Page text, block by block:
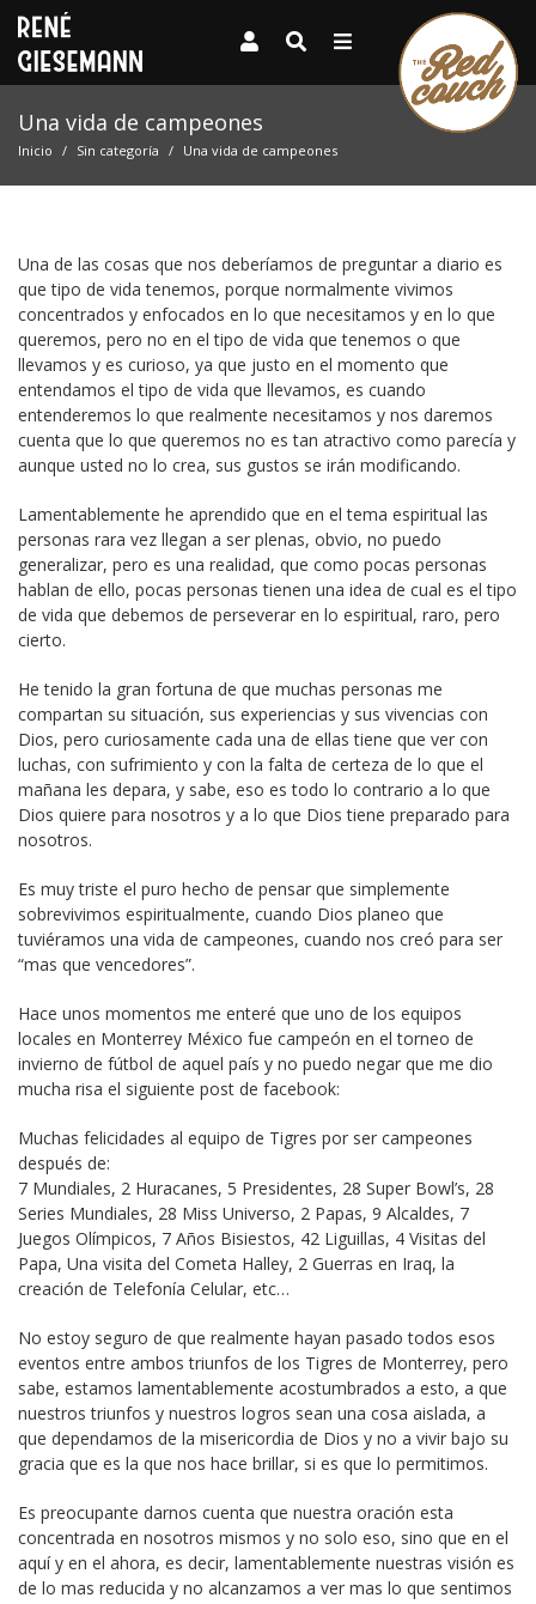
Una vida de campeones
Inicio Sin categoría Una vida de campeones
Una de las cosas que nos deberíamos de preguntar a diario es
que tipo de vida tenemos, porque normalmente vivimos
concentrados y enfocados en lo que necesitamos y en lo que
queremos, pero no en el tipo de vida que tenemos o que
llevamos y es curioso, ya que justo en el momento que
entendamos el tipo de vida que llevamos, es cuando
entenderemos lo que realmente necesitamos y nos daremos
cuenta que lo que queremos no es tan atractivo como parecía y
aunque usted no lo crea, sus gustos se irán modificando.
Lamentablemente he aprendido que en el tema espiritual las
personas rara vez llegan a ser plenas, obvio, no puedo
generalizar, pero es una realidad, que como pocas personas
hablan de ello, pocas personas tienen una idea de cual es el tipo
de vida que debemos de perseverar en lo espiritual, raro, pero
cierto.
He tenido la gran fortuna de que muchas personas me
compartan su situación, sus experiencias y sus vivencias con
Dios, pero curiosamente cada una de ellas tiene que ver con
luchas, con sufrimiento y con la falta de certeza de lo que el
mañana les depara, y sabe, eso es todo lo contrario a lo que
Dios quiere para nosotros y a lo que Dios tiene preparado para
nosotros.
Es muy triste el puro hecho de pensar que simplemente
sobrevivimos espiritualmente, cuando Dios planeo que
tuviéramos una vida de campeones, cuando nos creó para ser
“mas que vencedores”.
Hace unos momentos me enteré que uno de los equipos
locales en Monterrey México fue campeón en el torneo de
invierno de fútbol de aquel país y no puedo negar que me dio
mucha risa el siguiente post de facebook:
Muchas felicidades al equipo de Tigres por ser campeones
después de:
7 Mundiales, 2 Huracanes, 5 Presidentes, 28 Super Bowl’s, 28
Series Mundiales, 28 Miss Universo, 2 Papas, 9 Alcaldes, 7
Juegos Olímpicos, 7 Años Bisiestos, 42 Liguillas, 4 Visitas del
Papa, Una visita del Cometa Halley, 2 Guerras en Iraq, la
creación de Telefonía Celular, etc…
No estoy seguro de que realmente hayan pasado todos esos
eventos entre ambos triunfos de los Tigres de Monterrey, pero
sabe, estamos lamentablemente acostumbrados a esto, a que
nuestros triunfos y nuestros logros sean una cosa aislada, a
que dependamos de la misericordia de Dios y no a vivir bajo su
gracia que es la que nos hace brillar, si es que lo permitimos.
Es preocupante darnos cuenta que nuestra oración esta
concentrada en nosotros mismos y no solo eso, sino que en el
aquí y en el ahora, es decir, lamentablemente nuestras visión es
de lo mas reducida y no alcanzamos a ver mas lo que sentimos